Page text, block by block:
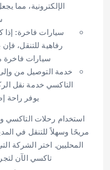
الإلكترونية، مما
سيارات فاخرة:
رفاهية للتنقل،
سيارات فاخرة
خدمة التوصيل من
التاكسي خدمة نقل
يوفر راحة
استخدام رحلات التاكسي
مريحًا وسهلاً للتنقل في
المحليين. اختر الشركة
تاكسي الآن